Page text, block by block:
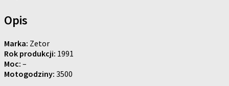
Opis
Marka: Zetor
Rok produkcji: 1991
Moc: –
Motogodziny: 3500